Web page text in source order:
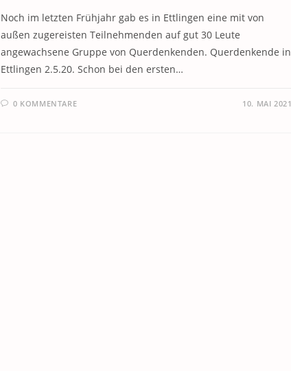
Noch im letzten Frühjahr gab es in Ettlingen eine mit von
außen zugereisten Teilnehmenden auf gut 30 Leute
angewachsene Gruppe von Querdenkenden. Querdenkende in
Ettlingen 2.5.20. Schon bei den ersten…
0 KOMMENTARE 10. MAI 2021